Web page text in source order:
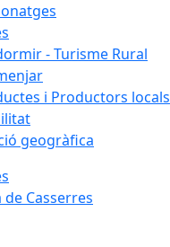
- Turisme Rural
i Productors locals
geogràfica
de Casserres